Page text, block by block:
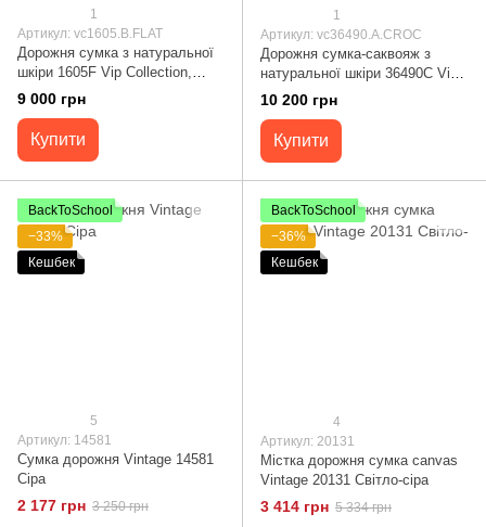
1
Артикул: vc1605.B.FLAT
Дорожня сумка з натуральної
шкіри 1605F Vip Collection,
коричнева 1605.B.FLAT
9 000 грн
Купити
1
Артикул: vc36490.A.CROC
Дорожня сумка-саквояж з
натуральної шкіри 36490С Vip
Collection, чорна
36490.A.CROC
10 200 грн
Купити
BackToSchool
−33%
Кешбек
5
Артикул: 14581
Сумка дорожня Vintage 14581
Сіра
2 177 грн 3 250 грн
BackToSchool
−36%
Кешбек
4
Артикул: 20131
Містка дорожня сумка canvas
Vintage 20131 Світло-сіра
3 414 грн 5 334 грн